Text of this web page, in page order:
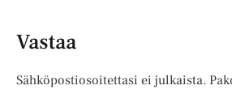
Vastaa
Sähköpostiosoitettasi ei julkaista.